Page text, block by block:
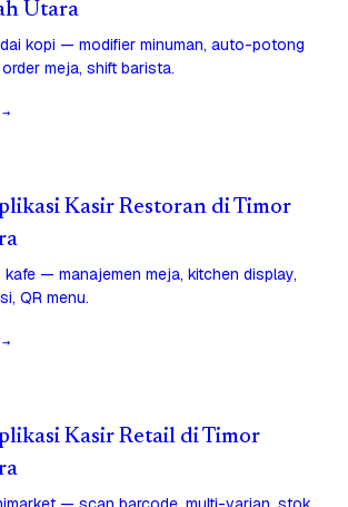
Utara
kopi — modifier minuman, auto-potong
meja, shift barista.
Kasir Restoran di Timor
— manajemen meja, kitchen display,
QR menu.
Kasir Retail di Timor